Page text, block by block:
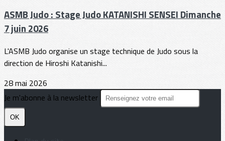
ASMB Judo : Stage Judo KATANISHI SENSEI Dimanche
7 juin 2026
L'ASMB Judo organise un stage technique de Judo sous la
direction de Hiroshi Katanishi...
28 mai 2026
Je m'abonne à la newsletter
OK